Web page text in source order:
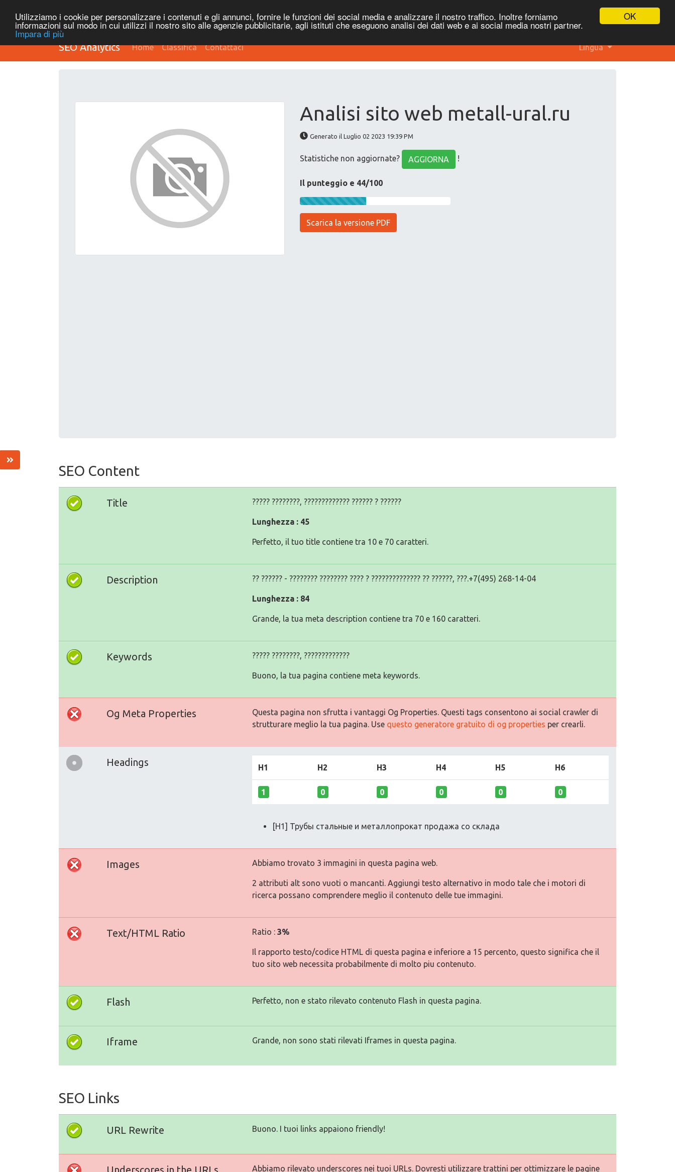
OK
Utilizziamo i cookie per personalizzare i contenuti e gli annunci, fornire le funzioni dei social media e analizzare il nostro traffico. Inoltre forniamo
informazioni sul modo in cui utilizzi il nostro sito alle agenzie pubblicitarie, agli istituti che eseguono analisi dei dati web e ai social media nostri partner.
Impara di più
SEO Analytics Home Classifica Contattaci Lingua
Analisi sito web metall-ural.ru
Generato il Luglio 02 2023 19:39 PM
Statistiche non aggiornate? AGGIORNA !
Il punteggio e 44/100
Scarica la versione PDF
SEO Content
Title ????? ????????, ????????????? ?????? ? ??????
Lunghezza : 45
Perfetto, il tuo title contiene tra 10 e 70 caratteri.
Description ?? ?????? - ???????? ???????? ???? ? ?????????????? ?? ??????, ???.+7(495) 268-14-04
Lunghezza : 84
Grande, la tua meta description contiene tra 70 e 160 caratteri.
Keywords ????? ????????, ?????????????
Buono, la tua pagina contiene meta keywords.
Og Meta Properties
Questa pagina non sfrutta i vantaggi Og Properties. Questi tags consentono ai social crawler di
strutturare meglio la tua pagina. Use questo generatore gratuito di og properties per crearli.
Headings H1 H2 H3 H4 H5 H6
1 0 0 0 0 0
[H1] Трубы стальные и металлопрокат продажа со склада
Images Abbiamo trovato 3 immagini in questa pagina web.
2 attributi alt sono vuoti o mancanti. Aggiungi testo alternativo in modo tale che i motori di
ricerca possano comprendere meglio il contenuto delle tue immagini.
Text/HTML Ratio Ratio : 3%
Il rapporto testo/codice HTML di questa pagina e inferiore a 15 percento, questo significa che il
tuo sito web necessita probabilmente di molto piu contenuto.
Flash Perfetto, non e stato rilevato contenuto Flash in questa pagina.
Iframe Grande, non sono stati rilevati Iframes in questa pagina.
SEO Links
URL Rewrite Buono. I tuoi links appaiono friendly!
Underscores in the URLs
Abbiamo rilevato underscores nei tuoi URLs. Dovresti utilizzare trattini per ottimizzare le pagine